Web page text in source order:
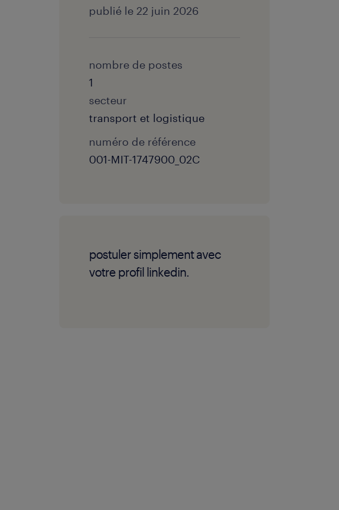
publié le 22 juin 2026
nombre de postes
1
secteur
transport et logistique
numéro de référence
001-MIT-1747900_02C
postuler simplement avec
votre profil linkedin.